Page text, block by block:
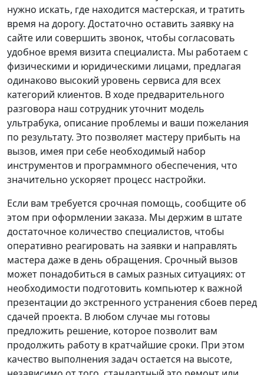
нужно искать, где находится мастерская, и тратить
время на дорогу. Достаточно оставить заявку на
сайте или совершить звонок, чтобы согласовать
удобное время визита специалиста. Мы работаем с
физическими и юридическими лицами, предлагая
одинаково высокий уровень сервиса для всех
категорий клиентов. В ходе предварительного
разговора наш сотрудник уточнит модель
ультрабука, описание проблемы и ваши пожелания
по результату. Это позволяет мастеру прибыть на
вызов, имея при себе необходимый набор
инструментов и программного обеспечения, что
значительно ускоряет процесс настройки.
Если вам требуется срочная помощь, сообщите об
этом при оформлении заказа. Мы держим в штате
достаточное количество специалистов, чтобы
оперативно реагировать на заявки и направлять
мастера даже в день обращения. Срочный вызов
может понадобиться в самых разных ситуациях: от
необходимости подготовить компьютер к важной
презентации до экстренного устранения сбоев перед
сдачей проекта. В любом случае мы готовы
предложить решение, которое позволит вам
продолжить работу в кратчайшие сроки. При этом
качество выполнения задач остается на высоте,